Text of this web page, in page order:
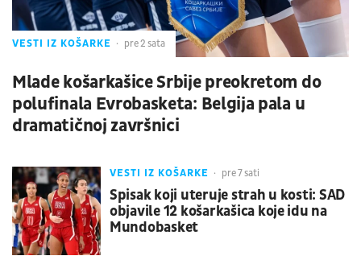
VESTI IZ KOŠARKE pre 2 sata
Mlade košarkašice Srbije preokretom do
polufinala Evrobasketa: Belgija pala u
dramatičnoj završnici
VESTI IZ KOŠARKE pre 7 sati
Spisak koji uteruje strah u kosti: SAD
objavile 12 košarkašica koje idu na
Mundobasket